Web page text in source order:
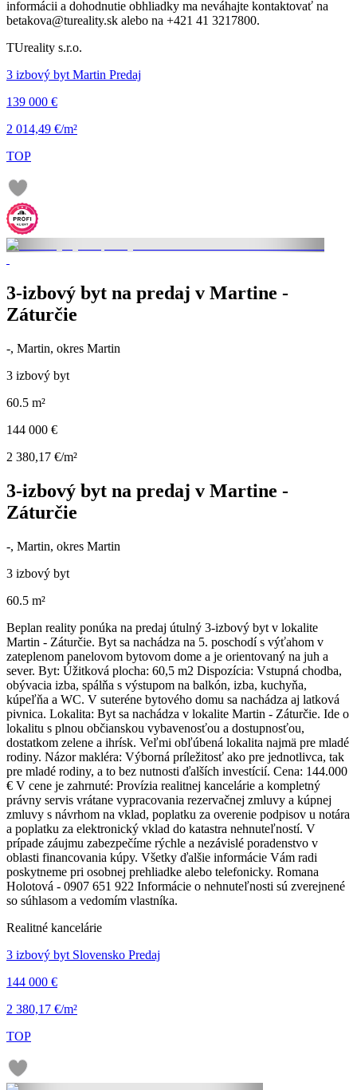
informácii a dohodnutie obhliadky ma neváhajte kontaktovať na
betakova@tureality.sk alebo na +421 41 3217800.
TUreality s.r.o.
3 izbový byt Martin Predaj
139 000 €
2 014,49 €/m²
TOP
3-izbový byt na predaj v Martine -
Záturčie
-, Martin, okres Martin
3 izbový byt
60.5 m²
144 000 €
2 380,17 €/m²
3-izbový byt na predaj v Martine -
Záturčie
-, Martin, okres Martin
3 izbový byt
60.5 m²
Beplan reality ponúka na predaj útulný 3-izbový byt v lokalite
Martin - Záturčie. Byt sa nachádza na 5. poschodí s výťahom v
zateplenom panelovom bytovom dome a je orientovaný na juh a
sever. Byt: Úžitková plocha: 60,5 m2 Dispozícia: Vstupná chodba,
obývacia izba, spálňa s výstupom na balkón, izba, kuchyňa,
kúpeľňa a WC. V suteréne bytového domu sa nachádza aj latková
pivnica. Lokalita: Byt sa nachádza v lokalite Martin - Záturčie. Ide o
lokalitu s plnou občianskou vybavenosťou a dostupnosťou,
dostatkom zelene a ihrísk. Veľmi obľúbená lokalita najmä pre mladé
rodiny. Názor makléra: Výborná príležitosť ako pre jednotlivca, tak
pre mladé rodiny, a to bez nutnosti ďalších investícií. Cena: 144.000
€ V cene je zahrnuté: Provízia realitnej kancelárie a kompletný
právny servis vrátane vypracovania rezervačnej zmluvy a kúpnej
zmluvy s návrhom na vklad, poplatku za overenie podpisov u notára
a poplatku za elektronický vklad do katastra nehnuteľností. V
prípade záujmu zabezpečíme rýchle a nezávislé poradenstvo v
oblasti financovania kúpy. Všetky ďalšie informácie Vám radi
poskytneme pri osobnej prehliadke alebo telefonicky. Romana
Holotová - 0907 651 922 Informácie o nehnuteľnosti sú zverejnené
so súhlasom a vedomím vlastníka.
Realitné kancelárie
3 izbový byt Slovensko Predaj
144 000 €
2 380,17 €/m²
TOP